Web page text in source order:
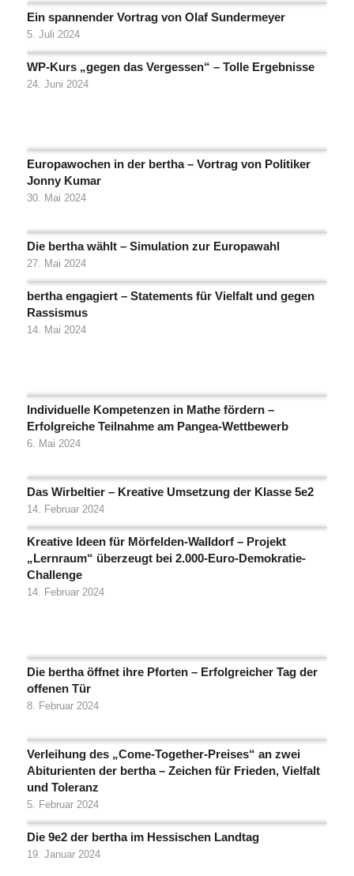
Ein spannender Vortrag von Olaf Sundermeyer
5. Juli 2024
WP-Kurs „gegen das Vergessen“ – Tolle Ergebnisse
24. Juni 2024
Europawochen in der bertha – Vortrag von Politiker
Jonny Kumar
30. Mai 2024
Die bertha wählt – Simulation zur Europawahl
27. Mai 2024
bertha engagiert – Statements für Vielfalt und gegen
Rassismus
14. Mai 2024
Individuelle Kompetenzen in Mathe fördern –
Erfolgreiche Teilnahme am Pangea-Wettbewerb
6. Mai 2024
Das Wirbeltier – Kreative Umsetzung der Klasse 5e2
14. Februar 2024
Kreative Ideen für Mörfelden-Walldorf – Projekt
„Lernraum“ überzeugt bei 2.000-Euro-Demokratie-
Challenge
14. Februar 2024
Die bertha öffnet ihre Pforten – Erfolgreicher Tag der
offenen Tür
8. Februar 2024
Verleihung des „Come-Together-Preises“ an zwei
Abiturienten der bertha – Zeichen für Frieden, Vielfalt
und Toleranz
5. Februar 2024
Die 9e2 der bertha im Hessischen Landtag
19. Januar 2024